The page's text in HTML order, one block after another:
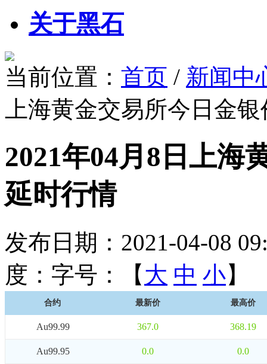
关于黑石
当前位置： 首页 / 新闻中
上海黄金交易所今日金
2021年04月8日上海
延时行情
发布日期： 2021-04-08
度： 字号：【大 中 小】
合约 最新价 最高价
Au99.99 367.0 368.19
Au99.95 0.0 0.0